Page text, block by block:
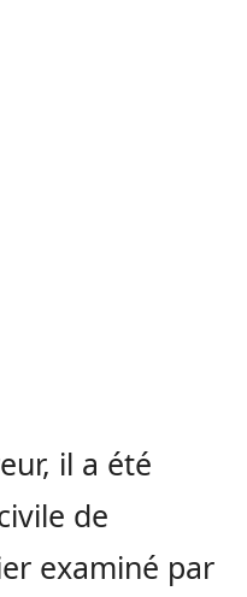
il a été
de
examiné par